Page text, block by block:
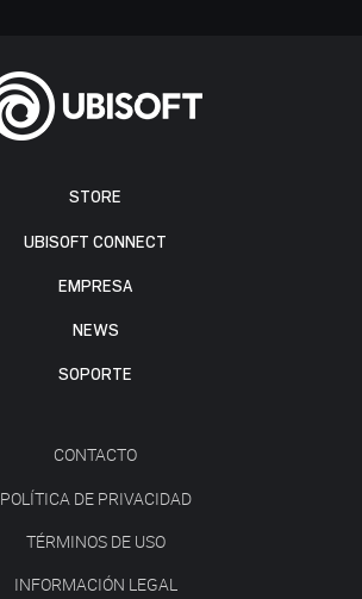
STORE
UBISOFT CONNECT
EMPRESA
NEWS
SOPORTE
CONTACTO
POLÍTICA DE PRIVACIDAD
TÉRMINOS DE USO
INFORMACIÓN LEGAL